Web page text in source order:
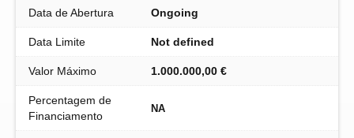
Data de Abertura Ongoing
Data Limite Not defined
Valor Máximo 1.000.000,00 €
Percentagem de
Financiamento
NA